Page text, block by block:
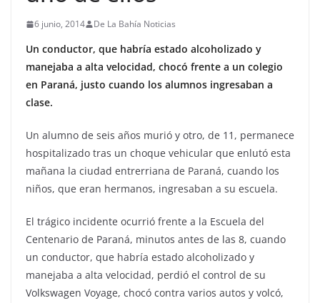
6 junio, 2014 De La Bahía Noticias
Un conductor, que habría estado alcoholizado y
manejaba a alta velocidad, chocó frente a un colegio
en Paraná, justo cuando los alumnos ingresaban a
clase.
Un alumno de seis años murió y otro, de 11, permanece
hospitalizado tras un choque vehicular que enlutó esta
mañana la ciudad entrerriana de Paraná, cuando los
niños, que eran hermanos, ingresaban a su escuela.
El trágico incidente ocurrió frente a la Escuela del
Centenario de Paraná, minutos antes de las 8, cuando
un conductor, que habría estado alcoholizado y
manejaba a alta velocidad, perdió el control de su
Volkswagen Voyage, chocó contra varios autos y volcó,